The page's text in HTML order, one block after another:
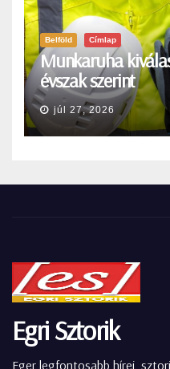
Belföld Címlap
Munkaruha
évszak szerint
júl 27, 2026
Egri Sztorik
Eger legfontosabb hírei,